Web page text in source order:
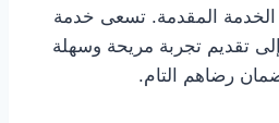
الخدمة المقدمة. تسعى خدمة
تقديم تجربة مريحة وسهلة
رضاهم التام.